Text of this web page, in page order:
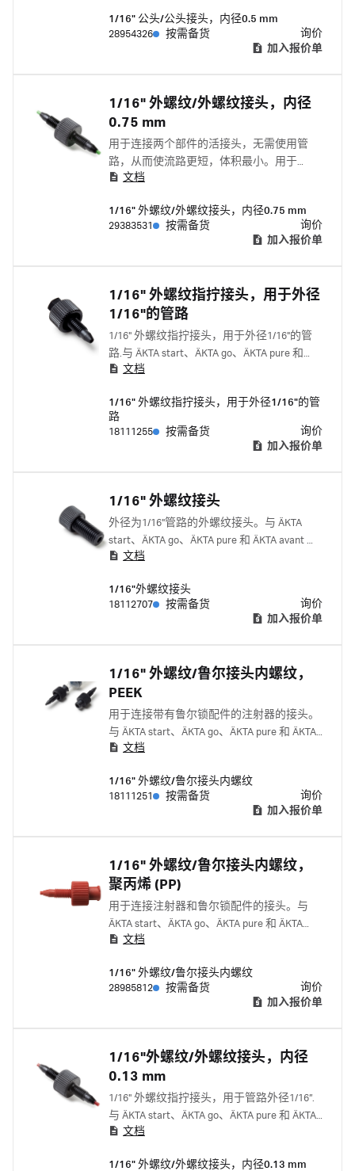
1/16" 公头/公头接头，内径0.5 mm
28954326
按需备货
询价
加入报价单
1/16" 外螺纹/外螺纹接头，内径
0.75 mm
用于连接两个部件的活接头，无需使用管
路，从而使流路更短，体积最小。用于
ÄKTA 蛋白质纯化系统配套。
文档
1/16" 外螺纹/外螺纹接头，内径0.75 mm
29383531
按需备货
询价
加入报价单
1/16" 外螺纹指拧接头，用于外径
1/16"的管路
1/16" 外螺纹指拧接头，用于外径1/16"的管
路.与 ÄKTA start、ÄKTA go、ÄKTA pure 和
ÄKTA avant 配套使用。 与下列产品一起使用
18112706
文档
1/16" 外螺纹指拧接头，用于外径1/16"的管
路
18111255
按需备货
询价
加入报价单
1/16" 外螺纹接头
外径为1/16"管路的外螺纹接头。与 ÄKTA
start、ÄKTA go、ÄKTA pure 和 ÄKTA avant 配
套使用。
文档
1/16"外螺纹接头
18112707
按需备货
询价
加入报价单
1/16" 外螺纹/鲁尔接头内螺纹，
PEEK
用于连接带有鲁尔锁配件的注射器的接头。
与 ÄKTA start、ÄKTA go、ÄKTA pure 和 ÄKTA
avant 配套使用。
文档
1/16" 外螺纹/鲁尔接头内螺纹
18111251
按需备货
询价
加入报价单
1/16" 外螺纹/鲁尔接头内螺纹，
聚丙烯 (PP)
用于连接注射器和鲁尔锁配件的接头。与
ÄKTA start、ÄKTA go、ÄKTA pure 和 ÄKTA
avant 配套使用。
文档
1/16" 外螺纹/鲁尔接头内螺纹
28985812
按需备货
询价
加入报价单
1/16"外螺纹/外螺纹接头，内径
0.13 mm
1/16" 外螺纹指拧接头，用于管路外径1/16”.
与 ÄKTA start、ÄKTA go、ÄKTA pure 和 ÄKTA
avant 配套使用。 与下列一起使用 1/16" 内螺
文档
1/16" 外螺纹/外螺纹接头，内径0.13 mm